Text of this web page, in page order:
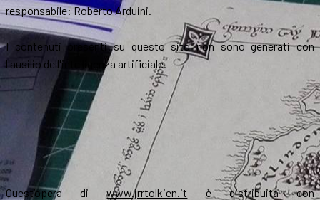
responsabile: Roberto Arduini.
I contenuti presenti su questo sito non sono generati con
l'ausilio dell'intelligenza artificiale.
Quest’opera diwww.jrrtolkien.it è distribuita con